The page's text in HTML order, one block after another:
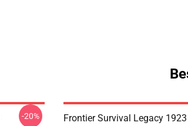
-20% Frontier Survival Legacy